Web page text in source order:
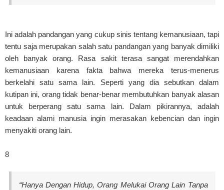
Ini adalah pandangan yang cukup sinis tentang kemanusiaan, tapi
tentu saja merupakan salah satu pandangan yang banyak dimiliki
oleh banyak orang. Rasa sakit terasa sangat merendahkan
kemanusiaan karena fakta bahwa mereka terus-menerus
berkelahi satu sama lain. Seperti yang dia sebutkan dalam
kutipan ini, orang tidak benar-benar membutuhkan banyak alasan
untuk berperang satu sama lain. Dalam pikirannya, adalah
keadaan alami manusia ingin merasakan kebencian dan ingin
menyakiti orang lain.
8
“Hanya Dengan Hidup, Orang Melukai Orang Lain Tanpa